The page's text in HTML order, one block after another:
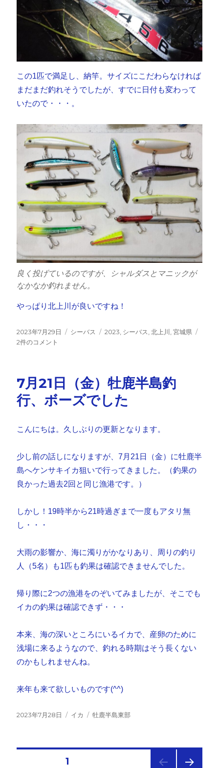
この1匹で満足し、納竿。サイズにこだわらなければ
まだまだ釣れそうでしたが、すでに日付も変わって
いたので・・・。
良く投げているのですが、シャルダスとマニックが
なかなか釣れません。
やっぱり北上川が良いですね！
投
稿
2023年7月29日
カ
シーバス
タ
2023 シーバス ,北上川 ,宮城県
2件のコメント
7月21日（金）牡鹿半島釣
行、ボーズでした
こんにちは。久しぶりの更新となります。
少し前の話しになりますが、7月21日（金）に牡鹿半
島へケンサキイカ狙いで行ってきました。（釣果の
良かった過去2回と同じ漁港です。）
しかし！19時半から21時過ぎまで一度もアタリ無
し・・・
大雨の影響か、海に濁りがかなりあり、周りの釣り
人（5名）も1匹も釣果は確認できませんでした。
帰り際に2つの漁港をのぞいてみましたが、そこでも
イカの釣果は確認できず・・・
本来、海の深いところにいるイカで、産卵のために
浅場に来るようなので、釣れる時期はそう長くない
のかもしれませんね。
来年も来て欲しいものです(^^)
投
2023年7月28日
カ
イカ
タ
牡鹿半島東部
固定ページ1